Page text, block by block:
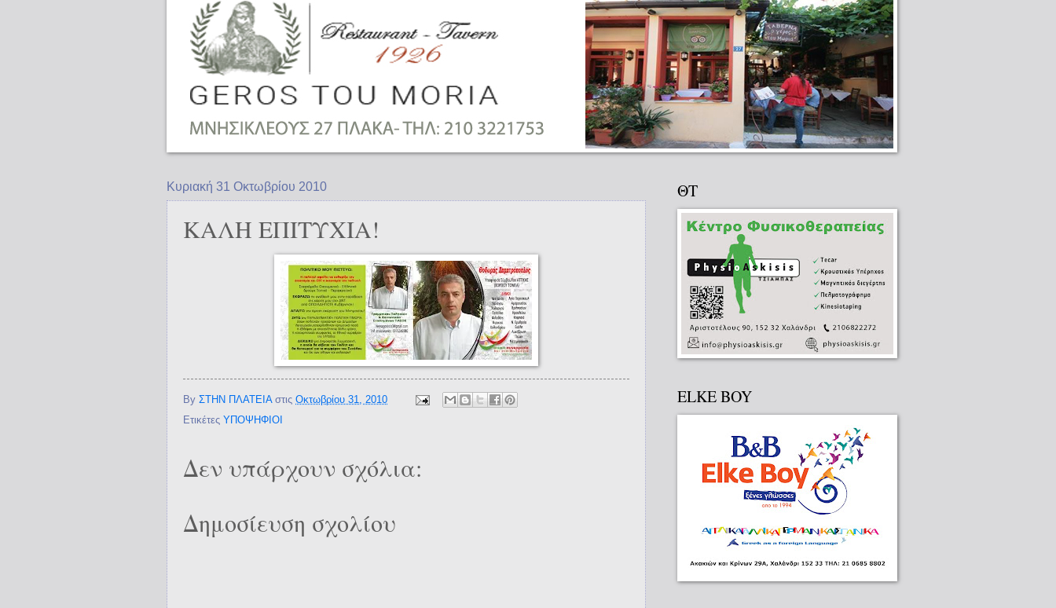
Κυριακή 31 Οκτωβρίου 2010
ΚΑΛΗ ΕΠΙΤΥΧΙΑ!
By ΣΤΗΝ ΠΛΑΤΕΙΑ στις Οκτωβρίου 31, 2010
Ετικέτες ΥΠΟΨΗΦΙΟΙ
Δεν υπάρχουν σχόλια:
Δημοσίευση σχολίου
ΘΤ
ELKE BOY